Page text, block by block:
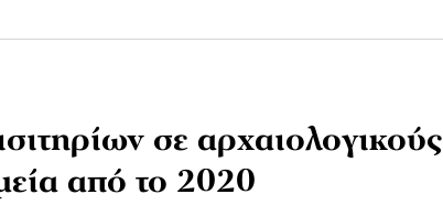
σε αρχαιολογικούς
από το 2020